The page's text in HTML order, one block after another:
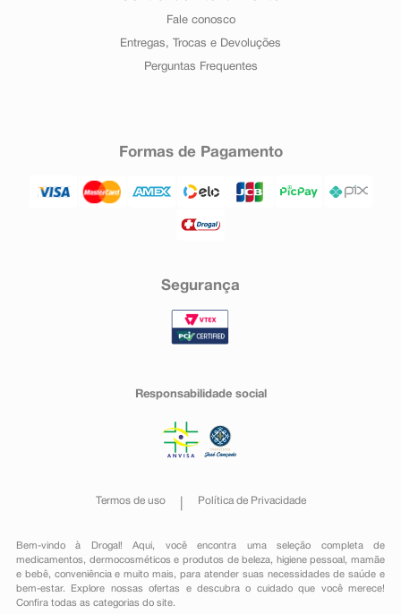
Fale conosco
Entregas, Trocas e Devoluções
Perguntas Frequentes
Formas de Pagamento
Segurança
Responsabilidade social
Termos de uso Política de Privacidade
Bem-vindo à Drogal! Aqui, você encontra uma seleção completa de
medicamentos , dermocosméticos e produtos de beleza, higiene pessoal ,mamãe
e bebê, conveniênciae muito mais, para atender suas necessidades de saúde e
bem-estar. Explore nossas ofertas e descubra o cuidado que você merece!
Confira todas as categorias do site.